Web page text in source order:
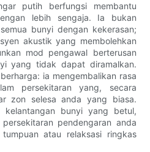
putih berfungsi membantu
lebih sengaja. Ia bukan
bunyi dengan kekerasan;
akustik yang membolehkan
mod pengawal berterusan
yang tidak dapat diramalkan.
ia mengembalikan rasa
persekitaran yang, secara
zon selesa anda yang biasa.
kelantangan bunyi yang betul,
pendengaran anda
atau relaksasi ringkas